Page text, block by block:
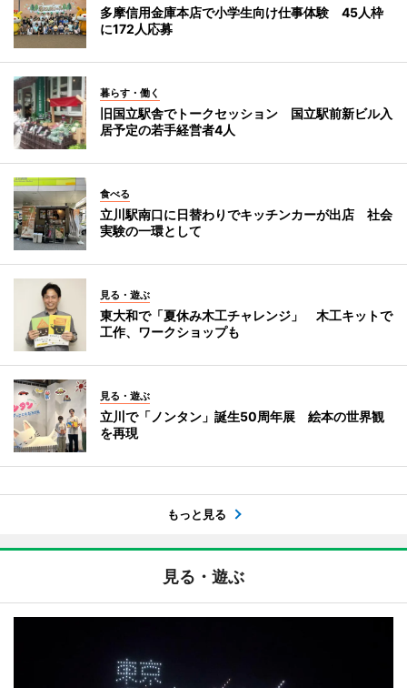
多摩信用金庫本店で小学生向け仕事体験 45人枠
に172人応募
暮らす・働く
旧国立駅舎でトークセッション 国立駅前新ビル入
居予定の若手経営者4人
食べる
立川駅南口に日替わりでキッチンカーが出店 社会
実験の一環として
見る・遊ぶ
東大和で「夏休み木工チャレンジ」 木工キットで
工作、ワークショップも
見る・遊ぶ
立川で「ノンタン」誕生50周年展 絵本の世界観
を再現
もっと見る
見る・遊ぶ